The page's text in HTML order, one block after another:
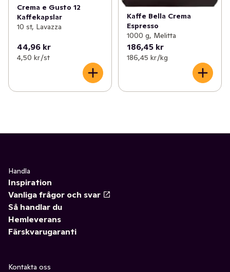
Crema e Gusto 12
Kaffekapslar
10 st, Lavazza
44,96 kr
4,50 kr /st
Kaffe Bella Crema
Espresso
1000 g, Melitta
186,45 kr
186,45 kr /kg
Handla
Inspiration
Vanliga frågor och svar
Så handlar du
Hemleverans
Färskvarugaranti
Kontakta oss